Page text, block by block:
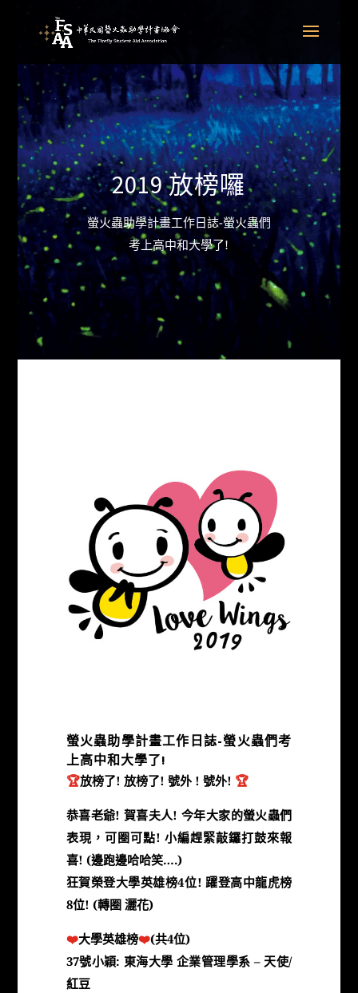
2019 放榜囉
螢火蟲助學計畫工作日誌-螢火蟲們
考上高中和大學了!
螢火蟲助學計畫工作日誌-螢火蟲們考
上高中和大學了!
🏆放榜了! 放榜了! 號外 ! 號外! 🏆
恭喜老爺! 賀喜夫人! 今年大家的螢火蟲們
表現，可圈可點! 小編趕緊敲鑼打鼓來報
喜! (邊跑邊哈哈笑….)
狂賀榮登大學英雄榜4位! 躍登高中龍虎榜
8位! (轉圈 灑花)
❤️大學英雄榜❤️(共4位)
37號小穎: 東海大學 企業管理學系 – 天使/
紅豆